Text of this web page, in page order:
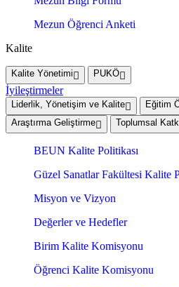
Mezun Öğrenci Anketi
Kalite
Kalite Yönetimi PUKÖ
İyileştirmeler
Liderlik, Yönetişim ve Kalite
Eğitim
Araştırma Geliştirme
Toplumsal
BEUN Kalite Politikası
Güzel Sanatlar Fakültesi Kalite
Misyon ve Vizyon
Değerler ve Hedefler
Birim Kalite Komisyonu
Öğrenci Kalite Komisyonu